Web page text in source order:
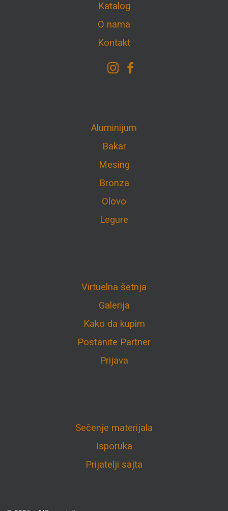
Katalog
O nama
Kontakt
Aluminijum
Bakar
Mesing
Bronza
Olovo
Legure
Virtuelna šetnja
Galerija
Kako da kupim
Postanite Partner
Prijava
Sečenje materijala
Isporuka
Prijatelji sajta